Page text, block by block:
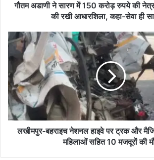
नेत्र
की
रखी
आधारशिला,
कहा-
सेवा
ही
साधना
है
गौतम अडाणी ने सारण में 150 करोड़ रुपये की नेत्र
की रखी आधारशिला, कहा-सेवा ही
लखीमपुर-
बहराइच
नेशनल
हाइवे
पर
ट्रक
और
मैजिक
की
टक्करलखीमपुर-बहराइच नेशनल हाइवे पर ट्रक और
महिलाओं सहित 10 मजदूरों की